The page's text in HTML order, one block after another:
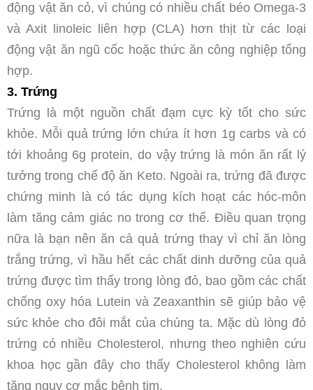
động vật ăn cỏ, vì chúng có nhiều chất béo Omega-3
và Axit linoleic liên hợp (CLA) hơn thịt từ các loại
động vật ăn ngũ cốc hoặc thức ăn công nghiệp tổng
hợp.
3. Trứng
Trứng là một nguồn chất đạm cực kỳ tốt cho sức
khỏe. Mỗi quả trứng lớn chứa ít hơn 1g carbs và có
tới khoảng 6g protein, do vậy trứng là món ăn rất lý
tưởng trong chế độ ăn Keto. Ngoài ra, trứng đã được
chứng minh là có tác dụng kích hoạt các hóc-môn
làm tăng cảm giác no trong cơ thể. Điều quan trọng
nữa là bạn nên ăn cả quả trứng thay vì chỉ ăn lòng
trắng trứng, vì hầu hết các chất dinh dưỡng của quả
trứng được tìm thấy trong lòng đỏ, bao gồm các chất
chống oxy hóa Lutein và Zeaxanthin sẽ giúp bảo vệ
sức khỏe cho đôi mắt của chúng ta. Mặc dù lòng đỏ
trứng có nhiều Cholesterol, nhưng theo nghiên cứu
khoa học gần đây cho thấy Cholesterol không làm
tăng nguy cơ mắc bệnh tim.